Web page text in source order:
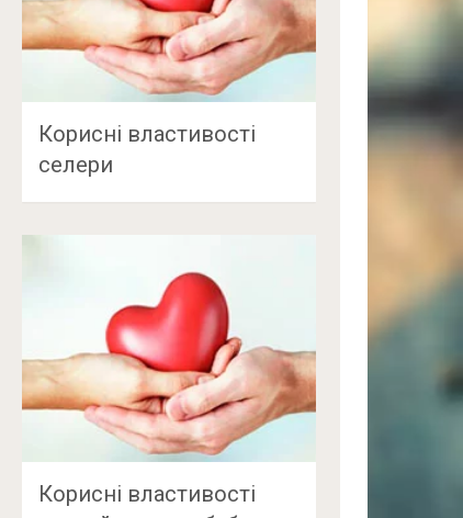
Корисні властивості
селери
Корисні властивості